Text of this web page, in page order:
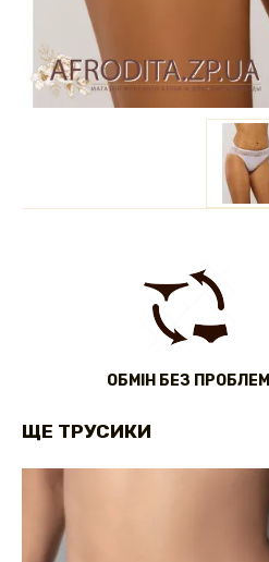
ОБМІН БЕЗ ПРОБЛЕМ
ЩЕ ТРУСИКИ